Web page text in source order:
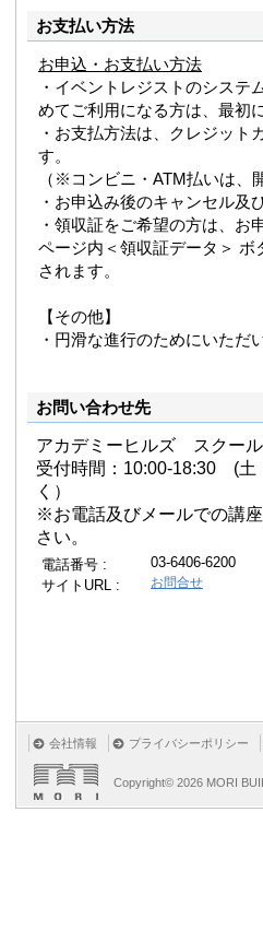
お支払い方法
お申込・お支払い方法
・イベントレジストのシス
めてご利用になる方は、最初
・お支払方法は、クレジット
す。
（※コンビニ・ATM払いは、
・お申込み後のキャンセル及
・領収証をご希望の方は、
ページ内＜領収証データ＞
されます。
【その他】
・円滑な進行のためにいた
お問い合わせ先
アカデミーヒルズ スクー
受付時間：10:00-18:30 (土
く
※お電話及びメールでの講
さい。
電話番号 :
03-6406-6200
サイトURL :
お問合せ
会社情報 プライバシーポリシー
Copyright© 2026 MORI